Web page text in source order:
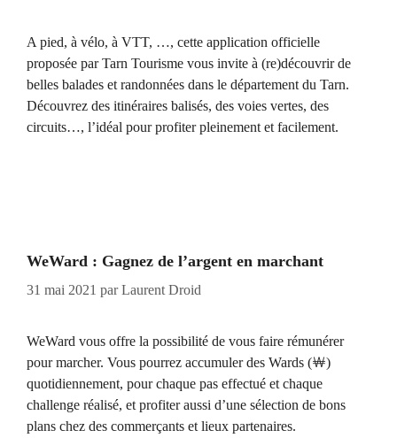
A pied, à vélo, à VTT, …, cette application officielle
proposée par Tarn Tourisme vous invite à (re)découvrir de
belles balades et randonnées dans le département du Tarn.
Découvrez des itinéraires balisés, des voies vertes, des
circuits…, l’idéal pour profiter pleinement et facilement.
WeWard : Gagnez de l’argent en marchant
31 mai 2021 parLaurent Droid
WeWard vous offre la possibilité de vous faire rémunérer
pour marcher. Vous pourrez accumuler des Wards (￦)
quotidiennement, pour chaque pas effectué et chaque
challenge réalisé, et profiter aussi d’une sélection de bons
plans chez des commerçants et lieux partenaires.